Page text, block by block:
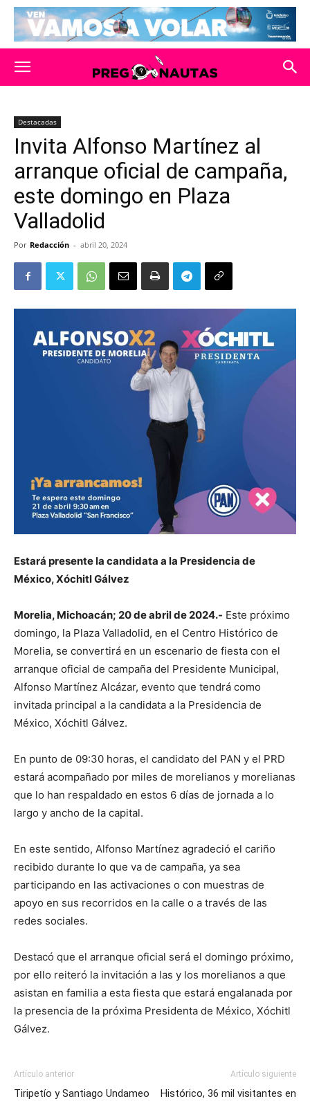
Destacadas
Invita Alfonso Martínez al
arranque oficial de campaña,
este domingo en Plaza
Valladolid
Por Redacción - abril 20, 2024
Estará presente la candidata a la Presidencia de
México, Xóchitl Gálvez
Morelia, Michoacán; 20 de abril de 2024.- Este próximo
domingo, la Plaza Valladolid, en el Centro Histórico de
Morelia, se convertirá en un escenario de fiesta con el
arranque oficial de campaña del Presidente Municipal,
Alfonso Martínez Alcázar, evento que tendrá como
invitada principal a la candidata a la Presidencia de
México, Xóchitl Gálvez.
En punto de 09:30 horas, el candidato del PAN y el PRD
estará acompañado por miles de morelianos y morelianas
que lo han respaldado en estos 6 días de jornada a lo
largo y ancho de la capital.
En este sentido, Alfonso Martínez agradeció el cariño
recibido durante lo que va de campaña, ya sea
participando en las activaciones o con muestras de
apoyo en sus recorridos en la calle o a través de las
redes sociales.
Destacó que el arranque oficial será el domingo próximo,
por ello reiteró la invitación a las y los morelianos a que
asistan en familia a esta fiesta que estará engalanada por
la presencia de la próxima Presidenta de México, Xóchitl
Gálvez.
Artículo anterior
Tiripetío y Santiago Undameo
Artículo siguiente
Histórico, 36 mil visitantes en